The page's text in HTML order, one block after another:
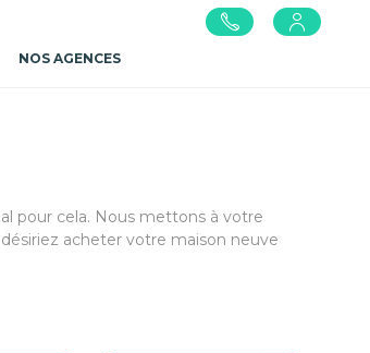
NOS AGENCES
pour cela. Nous mettons à votre
acheter votre maison neuve